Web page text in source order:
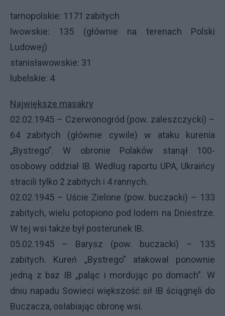
tarnopolskie: 1171 zabitych
lwowskie: 135 (głównie na terenach Polski
Ludowej)
stanisławowskie: 31
lubelskie: 4
Największe masakry
02.02.1945 – Czerwonogród (pow. zaleszczycki) –
64 zabitych (głównie cywile) w ataku kurenia
„Bystrego”. W obronie Polaków stanął 100-
osobowy oddział IB. Według raportu UPA, Ukraińcy
stracili tylko 2 zabitych i 4 rannych.
02.02.1945 – Uście Zielone (pow. buczacki) – 133
zabitych, wielu potopiono pod lodem na Dniestrze.
W tej wsi także był posterunek IB.
05.02.1945 – Barysz (pow. buczacki) – 135
zabitych. Kureń „Bystrego” atakował ponownie
jedną z baz IB „paląc i mordując po domach”. W
dniu napadu Sowieci większość sił IB ściągnęli do
Buczacza, osłabiając obronę wsi.